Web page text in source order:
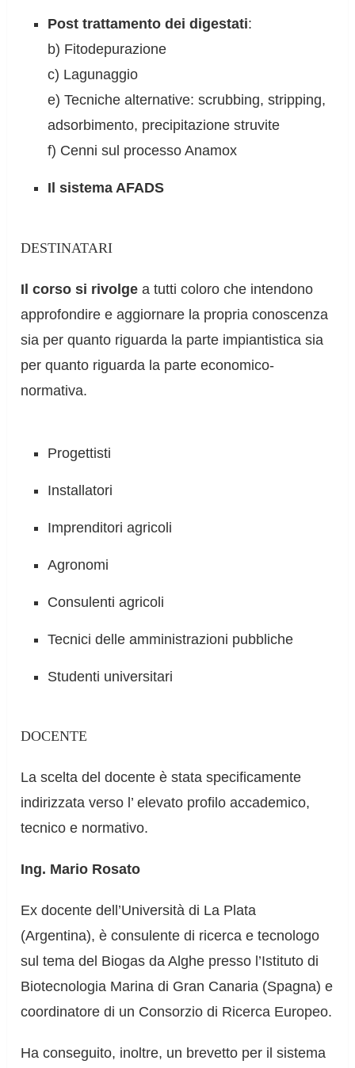
Post trattamento dei digestati:
b) Fitodepurazione
c) Lagunaggio
e) Tecniche alternative: scrubbing, stripping,
adsorbimento, precipitazione struvite
f) Cenni sul processo Anamox
Il sistema AFADS
DESTINATARI
Il corso si rivolge a tutti coloro che intendono
approfondire e aggiornare la propria conoscenza
sia per quanto riguarda la parte impiantistica sia
per quanto riguarda la parte economico-
normativa.
Progettisti
Installatori
Imprenditori agricoli
Agronomi
Consulenti agricoli
Tecnici delle amministrazioni pubbliche
Studenti universitari
DOCENTE
La scelta del docente è stata specificamente
indirizzata verso l’ elevato profilo accademico,
tecnico e normativo.
Ing. Mario Rosato
Ex docente dell’Università di La Plata
(Argentina), è consulente di ricerca e tecnologo
sul tema del Biogas da Alghe presso l’Istituto di
Biotecnologia Marina di Gran Canaria (Spagna) e
coordinatore di un Consorzio di Ricerca Europeo.
Ha conseguito, inoltre, un brevetto per il sistema